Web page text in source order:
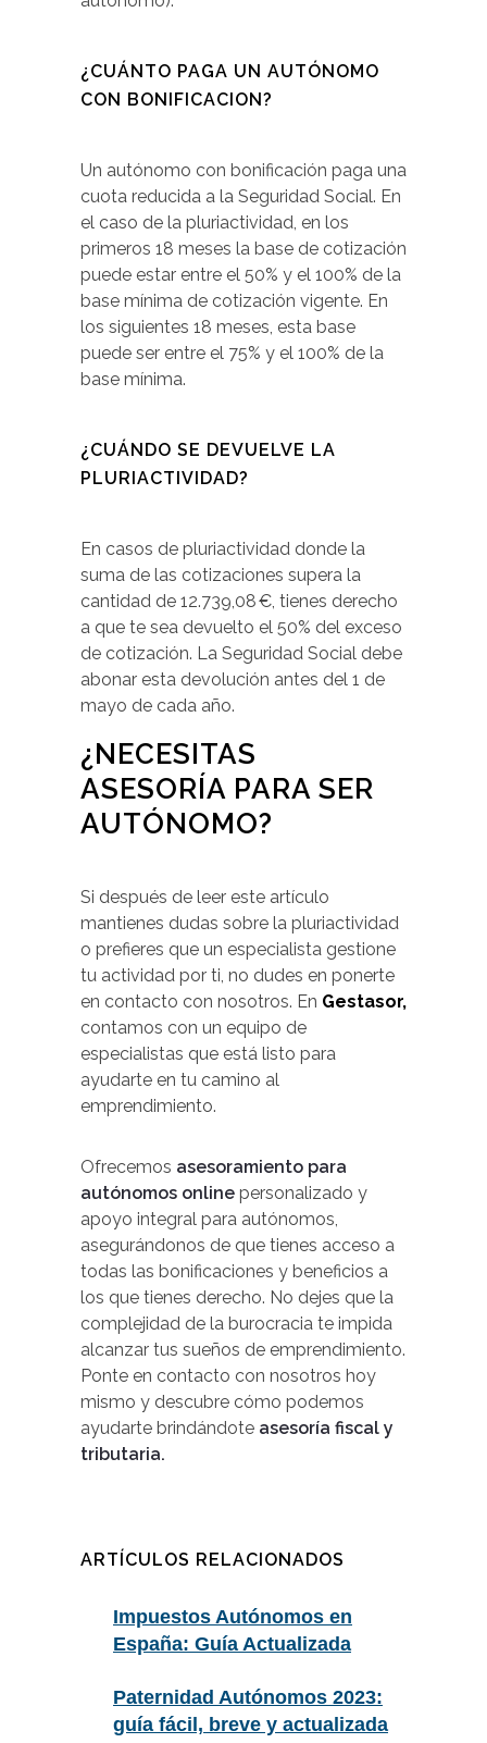
¿CUÁNTO PAGA UN AUTÓNOMO
CON BONIFICACION?
Un autónomo con bonificación paga una
cuota reducida a la Seguridad Social. En
el caso de la pluriactividad, en los
primeros 18 meses la base de cotización
puede estar entre el 50% y el 100% de la
base mínima de cotización vigente. En
los siguientes 18 meses, esta base
puede ser entre el 75% y el 100% de la
base mínima.
¿CUÁNDO SE DEVUELVE LA
PLURIACTIVIDAD?
En casos de pluriactividad donde la
suma de las cotizaciones supera la
cantidad de 12.739,08 €, tienes derecho
a que te sea devuelto el 50% del exceso
de cotización. La Seguridad Social debe
abonar esta devolución antes del 1 de
mayo de cada año.
¿NECESITAS
ASESORÍA PARA SER
AUTÓNOMO?
Si después de leer este artículo
mantienes dudas sobre la pluriactividad
o prefieres que un especialista gestione
tu actividad por ti, no dudes en ponerte
en contacto con nosotros. En Gestasor,
contamos con un equipo de
especialistas que está listo para
ayudarte en tu camino al
emprendimiento.
Ofrecemos asesoramiento para
autónomos online personalizado y
apoyo integral para autónomos,
asegurándonos de que tienes acceso a
todas las bonificaciones y beneficios a
los que tienes derecho. No dejes que la
complejidad de la burocracia te impida
alcanzar tus sueños de emprendimiento.
Ponte en contacto con nosotros hoy
mismo y descubre cómo podemos
ayudarte brindándote asesoría fiscal y
tributaria.
ARTÍCULOS RELACIONADOS
Impuestos Autónomos en
España: Guía Actualizada
Paternidad Autónomos 2023:
guía fácil, breve y actualizada